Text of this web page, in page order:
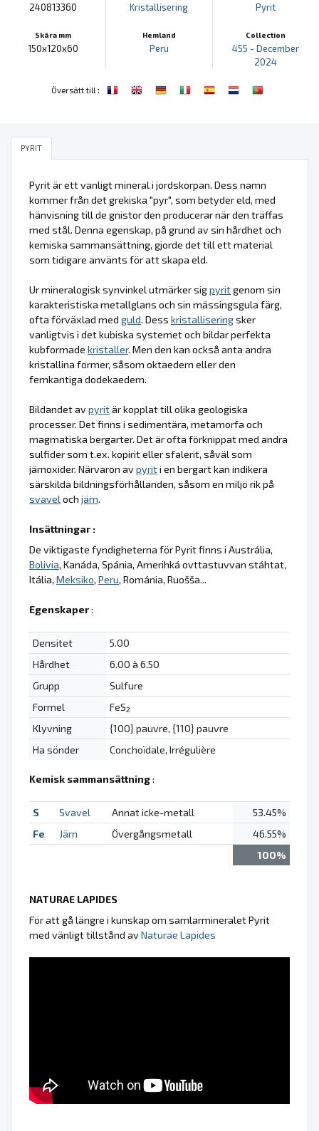
240813360
Skära mm
150x120x60
Kristallisering
Hemland
Peru
Pyrit
Collection
455 - December
2024
Översätt till :
PYRIT
Pyrit är ett vanligt mineral i jordskorpan. Dess namn
kommer från det grekiska "pyr", som betyder eld, med
hänvisning till de gnistor den producerar när den träffas
med stål. Denna egenskap, på grund av sin hårdhet och
kemiska sammansättning, gjorde det till ett material
som tidigare använts för att skapa eld.
Ur mineralogisk synvinkel utmärker sigpyritgenom sin
karakteristiska metallglans och sin mässingsgula färg,
ofta förväxlad med guld. Dess kristalliseringsker
vanligtvis i det kubiska systemet och bildar perfekta
kubformade kristaller. Men den kan också anta andra
kristallina former, såsom oktaedern eller den
femkantiga dodekaedern.
Bildandet avpyritär kopplat till olika geologiska
processer. Det finns i sedimentära, metamorfa och
magmatiska bergarter. Det är ofta förknippat med andra
sulfider som t.ex. kopirit eller sfalerit, såväl som
järnoxider. Närvaron avpyriti en bergart kan indikera
särskilda bildningsförhållanden, såsom en miljö rik på
svavel och järn.
Insättningar :
De viktigaste fyndigheterna för Pyrit finns i Austrália,
Bolivia, Kanáda, Spánia, Amerihká ovttastuvvan stáhtat,
Itália, Meksiko, Peru, Románia, Ruošša...
Egenskaper:
Densitet
5.00
Hårdhet
6.00 à 6.50
Grupp
Sulfure
Formel
FeS2
Klyvning
{100} pauvre, {110} pauvre
Ha sönder
Conchoïdale, Irrégulière
Kemisk sammansättning:
S Svavel Annat icke-metall
53.45%
Fe
Järn Övergångsmetall
46.55%
100%
NATURAE LAPIDES
För att gå längre i kunskap om samlarmineralet Pyrit
med vänligt tillstånd avNaturae Lapides